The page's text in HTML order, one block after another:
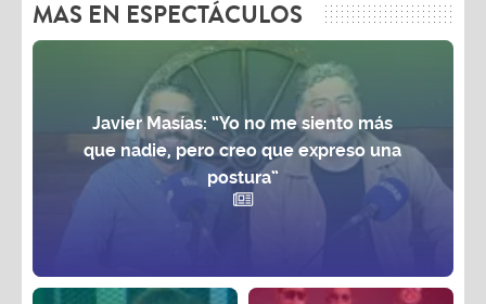
MAS EN ESPECTÁCULOS
Javier Masías: “Yo no me siento más
que nadie, pero creo que expreso una
postura”